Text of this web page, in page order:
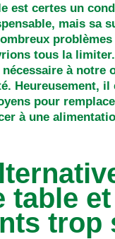
est certes un
mais sa
tous la
à notre
Heureusement, il
pour
à une
table
trop